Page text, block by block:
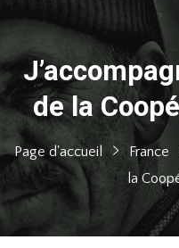
de la
Page d'accueil France
la